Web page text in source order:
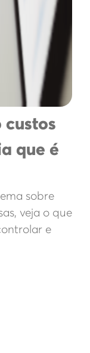
custos
que é
sobre
veja o que
e